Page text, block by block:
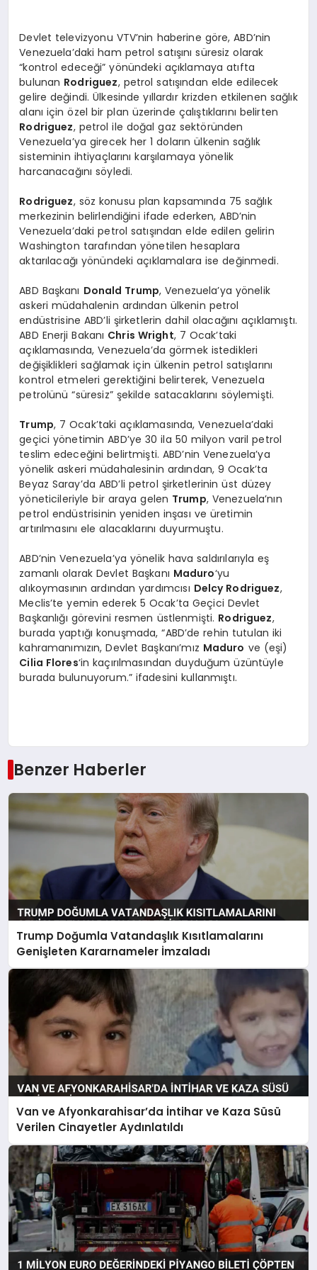
Devlet televizyonu VTV’nin haberine göre, ABD’nin
Venezuela’daki ham petrol satışını süresiz olarak
“kontrol edeceği” yönündeki açıklamaya atıfta
bulunan Rodriguez, petrol satışından elde edilecek
gelire değindi. Ülkesinde yıllardır krizden etkilenen sağlık
alanı için özel bir plan üzerinde çalıştıklarını belirten
Rodriguez, petrol ile doğal gaz sektöründen
Venezuela’ya girecek her 1 doların ülkenin sağlık
sisteminin ihtiyaçlarını karşılamaya yönelik
harcanacağını söyledi.
Rodriguez, söz konusu plan kapsamında 75 sağlık
merkezinin belirlendiğini ifade ederken, ABD’nin
Venezuela’daki petrol satışından elde edilen gelirin
Washington tarafından yönetilen hesaplara
aktarılacağı yönündeki açıklamalara ise değinmedi.
ABD Başkanı Donald Trump, Venezuela’ya yönelik
askeri müdahalenin ardından ülkenin petrol
endüstrisine ABD’li şirketlerin dahil olacağını açıklamıştı.
ABD Enerji Bakanı Chris Wright, 7 Ocak’taki
açıklamasında, Venezuela’da görmek istedikleri
değişiklikleri sağlamak için ülkenin petrol satışlarını
kontrol etmeleri gerektiğini belirterek, Venezuela
petrolünü “süresiz” şekilde satacaklarını söylemişti.
Trump, 7 Ocak’taki açıklamasında, Venezuela’daki
geçici yönetimin ABD’ye 30 ila 50 milyon varil petrol
teslim edeceğini belirtmişti. ABD’nin Venezuela’ya
yönelik askeri müdahalesinin ardından, 9 Ocak’ta
Beyaz Saray’da ABD’li petrol şirketlerinin üst düzey
yöneticileriyle bir araya gelen Trump, Venezuela’nın
petrol endüstrisinin yeniden inşası ve üretimin
artırılmasını ele alacaklarını duyurmuştu.
ABD’nin Venezuela’ya yönelik hava saldırılarıyla eş
zamanlı olarak Devlet Başkanı Maduro‘yu
alıkoymasının ardından yardımcısı Delcy Rodriguez,
Meclis’te yemin ederek 5 Ocak’ta Geçici Devlet
Başkanlığı görevini resmen üstlenmişti. Rodriguez,
burada yaptığı konuşmada, “ABD’de rehin tutulan iki
kahramanımızın, Devlet Başkanı’mız Maduro ve (eşi)
Cilia Flores‘in kaçırılmasından duyduğum üzüntüyle
burada bulunuyorum.” ifadesini kullanmıştı.
Benzer Haberler
Trump Doğumla Vatandaşlık Kısıtlamalarını
Genişleten Kararnameler İmzaladı
Van ve Afyonkarahisar’da İntihar ve Kaza Süsü
Verilen Cinayetler Aydınlatıldı